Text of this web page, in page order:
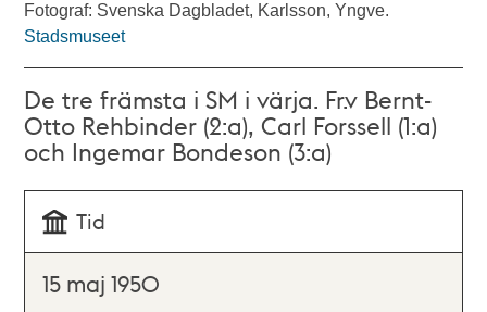
Fotograf: Svenska Dagbladet, Karlsson, Yngve.
Stadsmuseet
De tre främsta i SM i värja. Fr.v Bernt-
Otto Rehbinder (2:a), Carl Forssell (1:a)
och Ingemar Bondeson (3:a)
Tid
15 maj 1950